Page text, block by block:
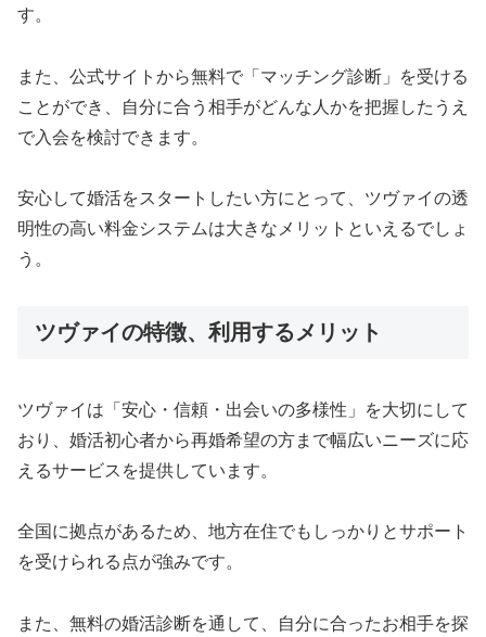
す。
また、公式サイトから無料で「マッチング診断」を受ける
ことができ、自分に合う相手がどんな人かを把握したうえ
で入会を検討できます。
安心して婚活をスタートしたい方にとって、ツヴァイの透
明性の高い料金システムは大きなメリットといえるでしょ
う。
ツヴァイの特徴、利用するメリット
ツヴァイは「安心・信頼・出会いの多様性」を大切にして
おり、婚活初心者から再婚希望の方まで幅広いニーズに応
えるサービスを提供しています。
全国に拠点があるため、地方在住でもしっかりとサポート
を受けられる点が強みです。
また、無料の婚活診断を通して、自分に合ったお相手を探